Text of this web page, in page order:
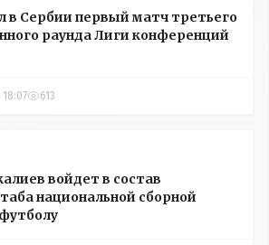
в Сербии первый матч третьего
раунда Лиги конференций
613
войдет в состав
национальной сборной